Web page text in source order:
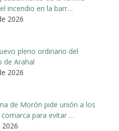
incendio en la barr…
2026
pleno ordinario del
de Arahal
2026
de Morón pide unión a los
para evitar …